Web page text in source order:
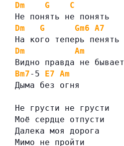
Dm
G
C
Не понять не понять
Dm
G Gm6 A7
На кого теперь пенять
Dm
Am
Видно правда не бывает
Bm7-5 E7 Am
Дыма без огня
Не грусти не грусти
Моё сердце отпусти
Далека моя дорога
Мимо не пройти